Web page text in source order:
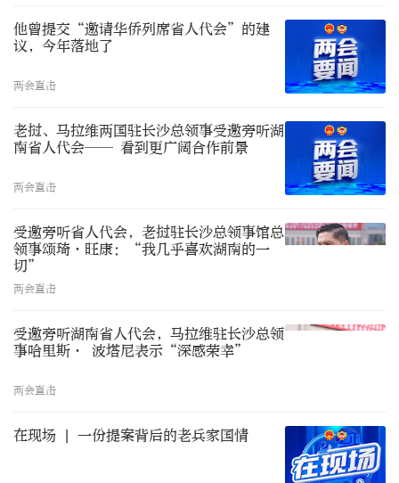
他曾提交“邀请华侨列席省人代会”的建
议，今年落地了
两会直击
老挝、马拉维两国驻长沙总领事受邀旁听湖
南省人代会—— 看到更广阔合作前景
两会直击
受邀旁听省人代会，老挝驻长沙总领事馆总
领事颂琦·旺康：“我几乎喜欢湖南的一
切”
两会直击
受邀旁听湖南省人代会，马拉维驻长沙总领
事哈里斯· 波塔尼表示“深感荣幸”
两会直击
在现场 | 一份提案背后的老兵家国情